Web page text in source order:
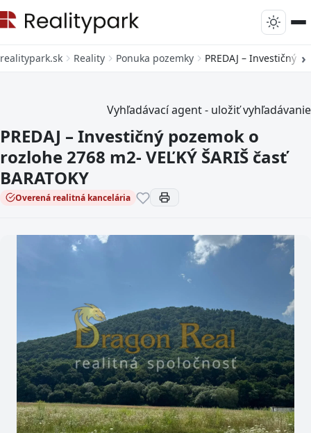
realitypark.sk Reality Ponuka pozemky PREDAJ – Investičný
Vyhľadávací agent - uložiť vyhľadávanie
PREDAJ – Investičný pozemok o
rozlohe 2768 m2- VEĽKÝ ŠARIŠ časť
BARATOKY
Overená realitná kancelária